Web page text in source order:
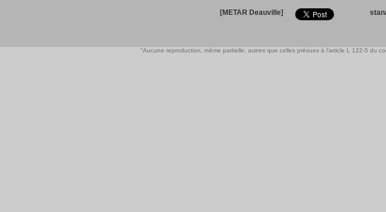
[METAR Deauville]
"Aucune reproduction, même partielle, autres que celles prévues à l'article L 122-5 du